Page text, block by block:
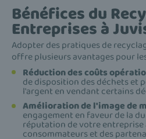
Bénéfices du
Entreprises à
Adopter des pratiques de
offre plusieurs avantages pour
Réduction des coûts
de disposition des déchets et
l'argent en vendant certains
Amélioration de l'image de
engagement en faveur de la
réputation de votre entreprise
consommateurs et des